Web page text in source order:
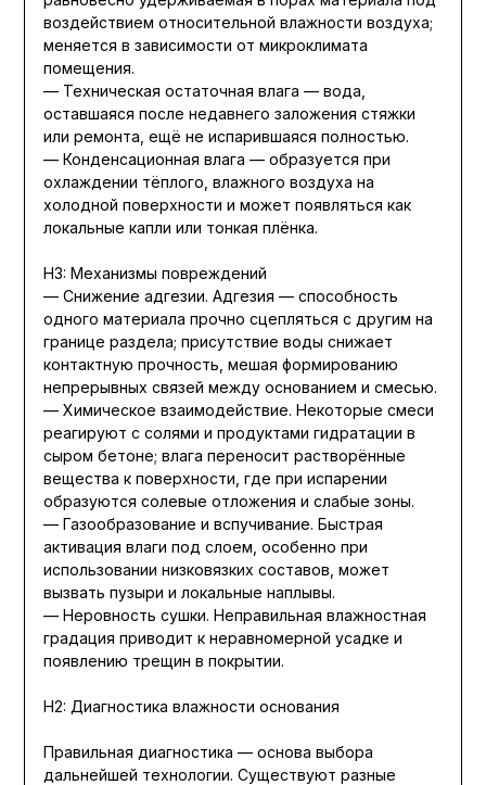
воздействием относительной влажности воздуха;
меняется в зависимости от микроклимата
помещения.
— Техническая остаточная влага — вода,
оставшаяся после недавнего заложения стяжки
или ремонта, ещё не испарившаяся полностью.
— Конденсационная влага — образуется при
охлаждении тёплого, влажного воздуха на
холодной поверхности и может появляться как
локальные капли или тонкая плёнка.
H3: Механизмы повреждений
— Снижение адгезии. Адгезия — способность
одного материала прочно сцепляться с другим на
границе раздела; присутствие воды снижает
контактную прочность, мешая формированию
непрерывных связей между основанием и смесью.
— Химическое взаимодействие. Некоторые смеси
реагируют с солями и продуктами гидратации в
сыром бетоне; влага переносит растворённые
вещества к поверхности, где при испарении
образуются солевые отложения и слабые зоны.
— Газообразование и вспучивание. Быстрая
активация влаги под слоем, особенно при
использовании низковязких составов, может
вызвать пузыри и локальные наплывы.
— Неровность сушки. Неправильная влажностная
градация приводит к неравномерной усадке и
появлению трещин в покрытии.
H2: Диагностика влажности основания
Правильная диагностика — основа выбора
дальнейшей технологии. Существуют разные